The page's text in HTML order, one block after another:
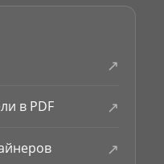
↗
в PDF ↗
↗